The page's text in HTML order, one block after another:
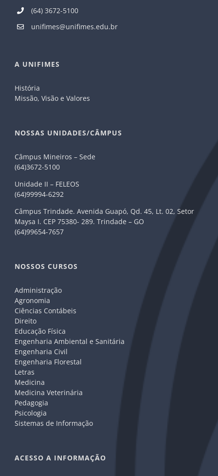
(64) 3672-5100
unifimes@unifimes.edu.br
A UNIFIMES
História
Missão, Visão e Valores
NOSSAS UNIDADES/CÂMPUS
Câmpus Mineiros – Sede
(64)3672-5100
Unidade II – FELEOS
(64)99994-6292
Câmpus Trindade. Avenida Guapó, Qd. 45, Lt. 02, Setor
Maysa I. CEP 75380- 289. Trindade – GO
(64)99654-7657
NOSSOS CURSOS
Administração
Agronomia
Ciências Contábeis
Direito
Educação Física
Engenharia Ambiental e Sanitária
Engenharia Civil
Engenharia Florestal
Letras
Medicina
Medicina Veterinária
Pedagogia
Psicologia
Sistemas de Informação
ACESSO A INFORMAÇÃO